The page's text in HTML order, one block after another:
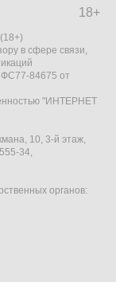
18+
в сфере связи,
ФС77-84675 от
"ИНТЕРНЕТ
10, 3-й этаж,
34,
органов: